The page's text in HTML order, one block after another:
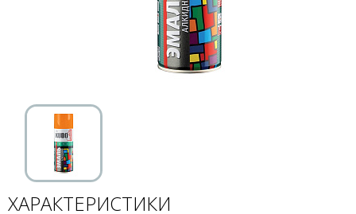
ХАРАКТЕРИСТИКИ